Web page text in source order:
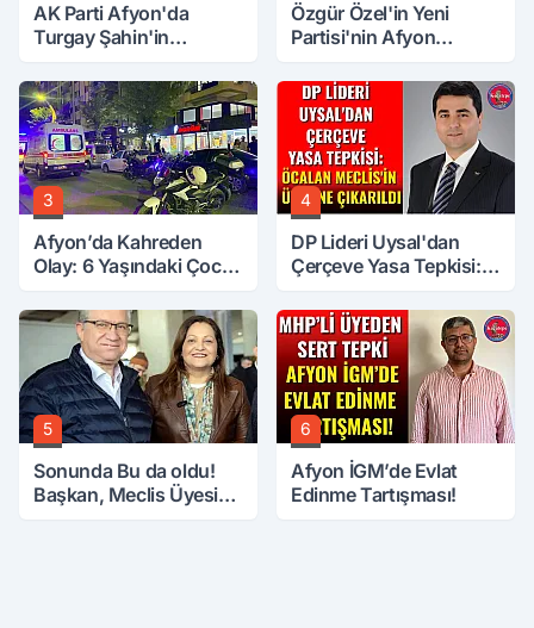
AK Parti Afyon'da
Turgay Şahin'in
Özgür Özel'in Yeni
Partisi'nin Afyon
3
Afyon’da Kahreden
Olay: 6 Yaşındaki Çocuk
4
DP Lideri Uysal'dan
Çerçeve Yasa Tepkisi:
Üzerine Çıkarıldı
5
Sonunda Bu da oldu!
Başkan, Meclis Üyesini
6
Afyon İGM’de Evlat
Edinme Tartışması!